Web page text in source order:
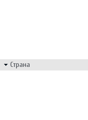
Страна